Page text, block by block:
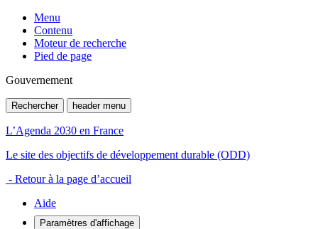
Menu
Contenu
Moteur de recherche
Pied de page
Gouvernement
Rechercher header menu
L’Agenda 2030 en France
Le site des objectifs de développement durable (ODD)
- Retour à la page d’accueil
Aide
Paramètres d'affichage